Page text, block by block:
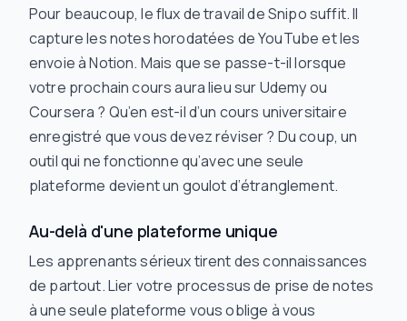
Pour beaucoup, le flux de travail de Snipo suffit. Il
capture les notes horodatées de YouTube et les
envoie à Notion. Mais que se passe-t-il lorsque
votre prochain cours aura lieu sur Udemy ou
Coursera ? Qu’en est-il d’un cours universitaire
enregistré que vous devez réviser ? Du coup, un
outil qui ne fonctionne qu’avec une seule
plateforme devient un goulot d’étranglement.
Au-delà d'une plateforme unique
Les apprenants sérieux tirent des connaissances
de partout. Lier votre processus de prise de notes
à une seule plateforme vous oblige à vous